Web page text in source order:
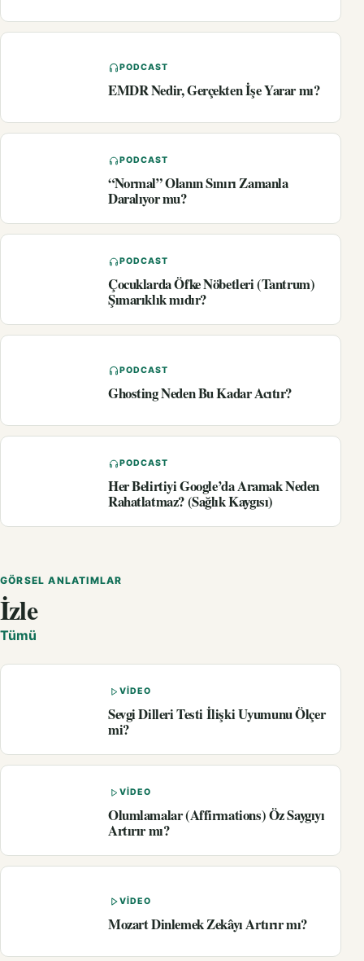
PODCAST
EMDR Nedir, Gerçekten İşe Yarar mı?
PODCAST
“Normal” Olanın Sınırı Zamanla
Daralıyor mu?
PODCAST
Çocuklarda Öfke Nöbetleri (Tantrum)
Şımarıklık mıdır?
PODCAST
Ghosting Neden Bu Kadar Acıtır?
PODCAST
Her Belirtiyi Google’da Aramak Neden
Rahatlatmaz? (Sağlık Kaygısı)
GÖRSEL ANLATIMLAR
İzle
Tümü
VIDEO
Sevgi Dilleri Testi İlişki Uyumunu Ölçer
mi?
VIDEO
Olumlamalar (Affirmations) Öz Saygıyı
Artırır mı?
VIDEO
Mozart Dinlemek Zekâyı Artırır mı?